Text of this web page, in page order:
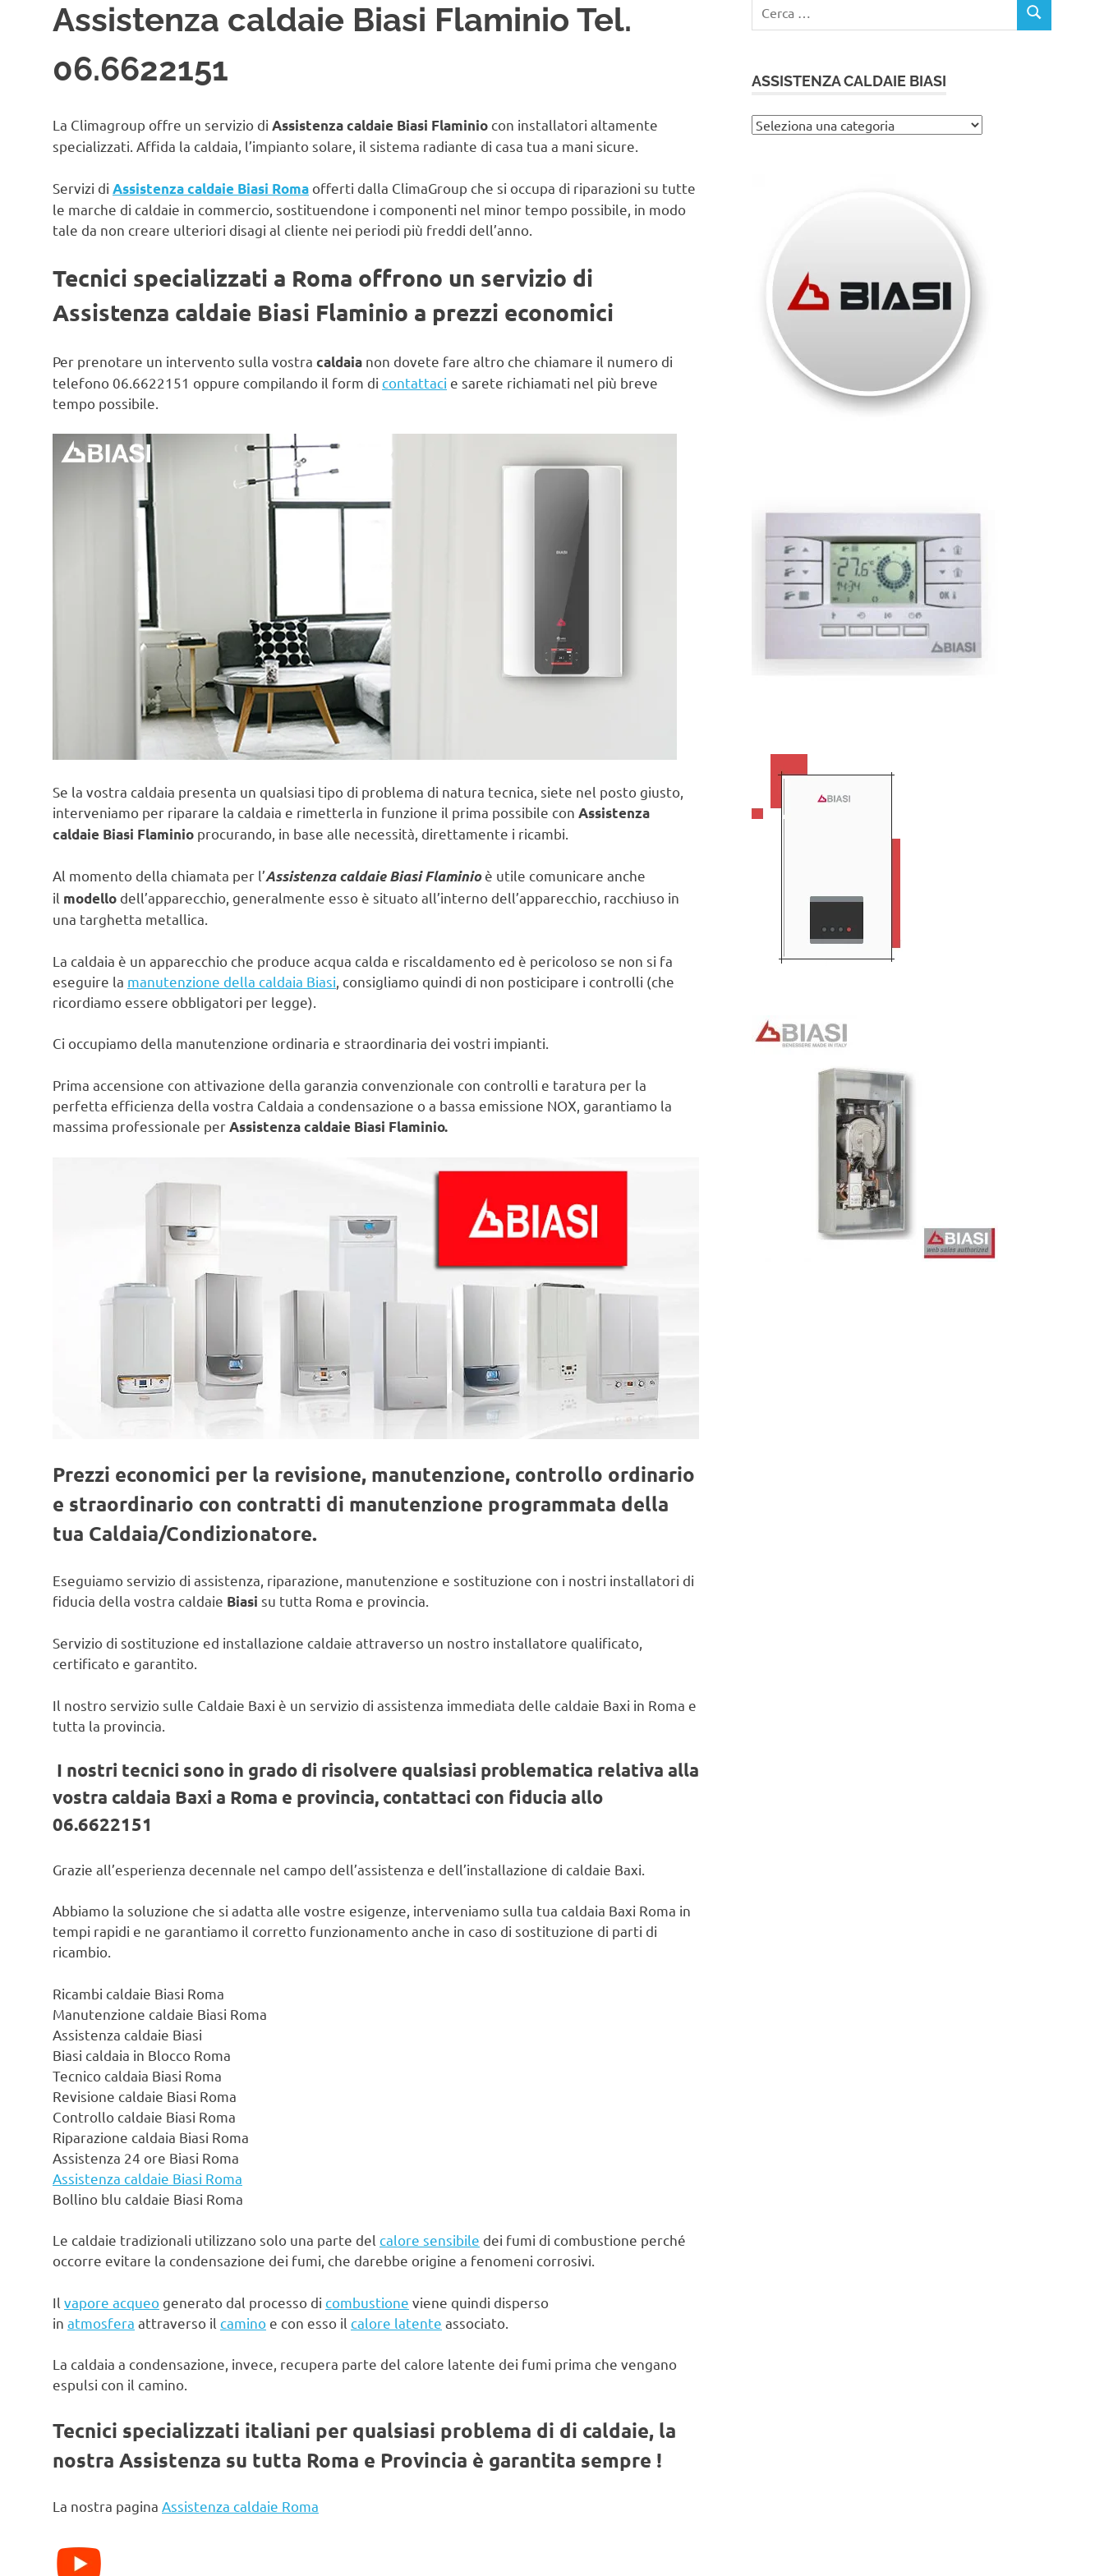
Assistenza caldaie Biasi Flaminio Tel.
06.6622151
La Climagroup offre un servizio di Assistenza caldaie Biasi Flaminio con installatori altamente
specializzati. Affida la caldaia, l’impianto solare, il sistema radiante di casa tua a mani sicure.
Servizi di Assistenza caldaie Biasi Roma offerti dalla ClimaGroup che si occupa di riparazioni su tutte
le marche di caldaie in commercio, sostituendone i componenti nel minor tempo possibile, in modo
tale da non creare ulteriori disagi al cliente nei periodi più freddi dell’anno.
Tecnici specializzati a Roma offrono un servizio di
Assistenza caldaie Biasi Flaminio a prezzi economici
Per prenotare un intervento sulla vostra caldaia non dovete fare altro che chiamare il numero di
telefono 06.6622151 oppure compilando il form di contattaci e sarete richiamati nel più breve
tempo possibile.
Se la vostra caldaia presenta un qualsiasi tipo di problema di natura tecnica, siete nel posto giusto,
interveniamo per riparare la caldaia e rimetterla in funzione il prima possibile con Assistenza
caldaie Biasi Flaminio procurando, in base alle necessità, direttamente i ricambi.
Al momento della chiamata per l’Assistenza caldaie Biasi Flaminioè utile comunicare anche
il modello dell’apparecchio, generalmente esso è situato all’interno dell’apparecchio, racchiuso in
una targhetta metallica.
La caldaia è un apparecchio che produce acqua calda e riscaldamento ed è pericoloso se non si fa
eseguire la manutenzione della caldaia Biasi , consigliamo quindi di non posticipare i controlli (che
ricordiamo essere obbligatori per legge).
Ci occupiamo della manutenzione ordinaria e straordinaria dei vostri impianti.
Prima accensione con attivazione della garanzia convenzionale con controlli e taratura per la
perfetta efficienza della vostra Caldaia a condensazione o a bassa emissione NOX, garantiamo la
massima professionale perAssistenza caldaie Biasi Flaminio.
Prezzi economici per la revisione, manutenzione, controllo ordinario
e straordinario con contratti di manutenzione programmata della
tua Caldaia/Condizionatore.
Eseguiamo servizio di assistenza, riparazione, manutenzione e sostituzione con i nostri installatori di
fiducia della vostra caldaie Biasi su tutta Roma e provincia.
Servizio di sostituzione ed installazione caldaie attraverso un nostro installatore qualificato,
certificato e garantito.
Il nostro servizio sulle Caldaie Baxi è un servizio di assistenza immediata delle caldaie Baxi in Roma e
tutta la provincia.
I nostri tecnici sono in grado di risolvere qualsiasi problematica relativa alla
vostra caldaia Baxi a Roma e provincia, contattaci con fiducia allo
06.6622151
Grazie all’esperienza decennale nel campo dell’assistenza e dell’installazione di caldaie Baxi.
Abbiamo la soluzione che si adatta alle vostre esigenze, interveniamo sulla tua caldaia Baxi Roma in
tempi rapidi e ne garantiamo il corretto funzionamento anche in caso di sostituzione di parti di
ricambio.
Ricambi caldaie Biasi Roma
Manutenzione caldaie Biasi Roma
Assistenza caldaie Biasi
Biasi caldaia in Blocco Roma
Tecnico caldaia Biasi Roma
Revisione caldaie Biasi Roma
Controllo caldaie Biasi Roma
Riparazione caldaia Biasi Roma
Assistenza 24 ore Biasi Roma
Assistenza caldaie Biasi Roma
Bollino blu caldaie Biasi Roma
Le caldaie tradizionali utilizzano solo una parte del calore sensibile dei fumi di combustione perché
occorre evitare la condensazione dei fumi, che darebbe origine a fenomeni corrosivi.
Il vapore acqueo generato dal processo di combustione viene quindi disperso
in atmosfera attraverso il camino e con esso il calore latente associato.
La caldaia a condensazione, invece, recupera parte del calore latente dei fumi prima che vengano
espulsi con il camino.
Tecnici specializzati italiani per qualsiasi problema di di caldaie, la
nostra Assistenza su tutta Roma e Provincia è garantita sempre !
La nostra pagina Assistenza caldaie Roma
per:
CERCA
ASSISTENZA CALDAIE BIASI
Assistenza